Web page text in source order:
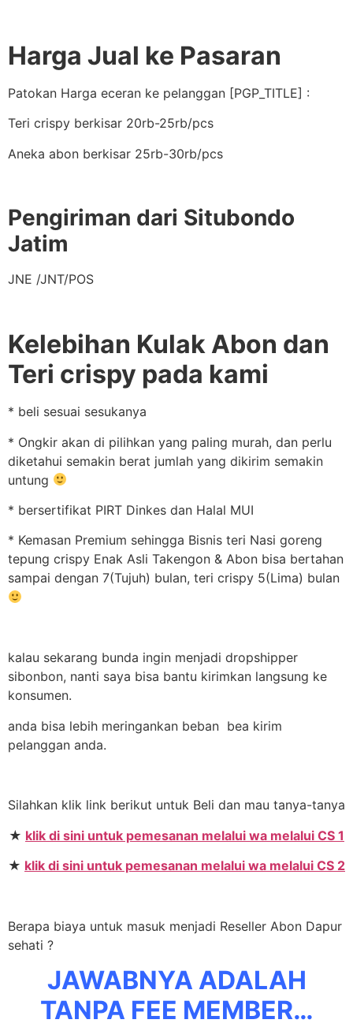
Harga Jual ke Pasaran
Patokan Harga eceran ke pelanggan [PGP_TITLE] :
Teri crispy berkisar 20rb-25rb/pcs
Aneka abon berkisar 25rb-30rb/pcs
Pengiriman dari Situbondo
Jatim
JNE /JNT/POS
Kelebihan Kulak Abon dan
Teri crispy pada kami
* beli sesuai sesukanya
* Ongkir akan di pilihkan yang paling murah, dan perlu
diketahui semakin berat jumlah yang dikirim semakin
untung
* bersertifikat PIRT Dinkes dan Halal MUI
* Kemasan Premium sehingga Bisnis teri Nasi goreng
tepung crispy Enak Asli Takengon & Abon bisa bertahan
sampai dengan 7(Tujuh) bulan, teri crispy 5(Lima) bulan
kalau sekarang bunda ingin menjadi dropshipper
sibonbon, nanti saya bisa bantu kirimkan langsung ke
konsumen.
anda bisa lebih meringankan beban bea kirim
pelanggan anda.
Silahkan klik link berikut untuk Beli dan mau tanya-tanya
★ klik di sini untuk pemesanan melalui wa melalui CS 1
★ klik di sini untuk pemesanan melalui wa melalui CS 2
Berapa biaya untuk masuk menjadi Reseller Abon Dapur
sehati ?
JAWABNYA ADALAH
TANPA FEE MEMBER…